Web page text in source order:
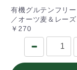
有機グルテンフリ
／オーツ麦＆レー
￥270